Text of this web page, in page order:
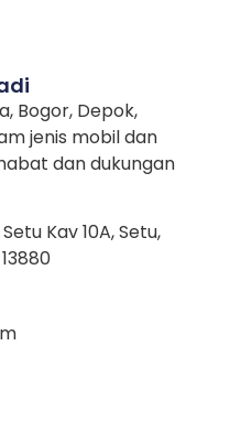
Bogor, Depok,
jenis mobil dan
dan dukungan
Kav 10A, Setu,